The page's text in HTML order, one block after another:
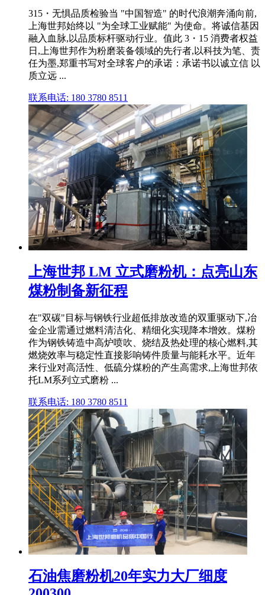
315・无惧品质检验当 "中国智造" 的时代浪潮奔涌向前,
上海世邦始终以 "为全球工业赋能" 为使命。将诚信基因
融入血脉,以品质标杆驱动行业。值此 3・15 消费者权益
日,上海世邦作为粉磨装备领域的先行者,以科技为笔、责
任为墨,郑重书写对全球客户的承诺：承诺书以诚立信 以
质立远 ...
联系电话: 180 3780 8511
上海世邦 LM 立式磨粉机：点亮山东
煤粉制备新征程
在"双碳"目标与钢铁行业超低排放改造的双重驱动下,冶
金企业需通过燃料清洁化、精细化实现降本增效。煤粉
作为钢铁铸造中高炉喷吹、烧结及热处理的核心燃料,其
燃烧效率与稳定性直接影响铸件质量与能耗水平。近年
来行业对高活性、低硫分煤粉的产生高需求,上海世邦依
托LM系列立式磨粉 ...
联系电话: 180 3780 8511
石油焦磨粉机20年实力大厂细度